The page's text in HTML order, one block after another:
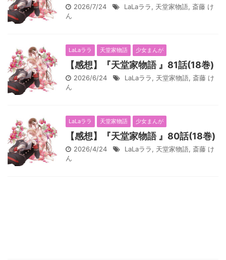
2026/7/24 LaLaララ, 天堂家物語, 斎藤 け
ん
LaLaララ 天堂家物語 少女まんが
【感想】『天堂家物語 』81話(18巻)
2026/6/24 LaLaララ, 天堂家物語, 斎藤 け
ん
LaLaララ 天堂家物語 少女まんが
【感想】『天堂家物語 』80話(18巻)
2026/4/24 LaLaララ, 天堂家物語, 斎藤 け
ん